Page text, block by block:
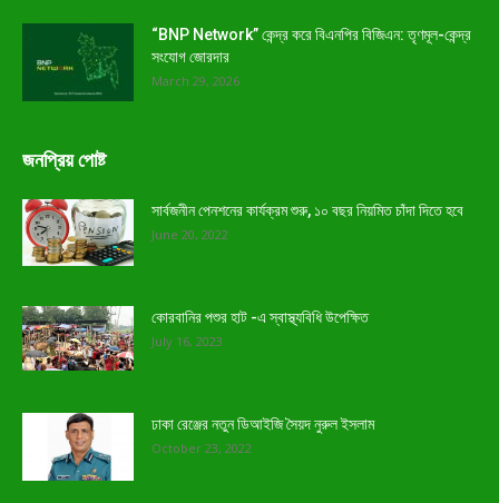
“BNP Network” কেন্দ্র করে বিএনপির বিজিএন: তৃণমূল-কেন্দ্র
সংযোগ জোরদার
March 29, 2026
জনপ্রিয় পোষ্ট
সার্বজনীন পেনশনের কার্যক্রম শুরু, ১০ বছর নিয়মিত চাঁদা দিতে হবে
June 20, 2022
কোরবানির পশুর হাট -এ স্বাস্থ্যবিধি উপেক্ষিত
July 16, 2023
ঢাকা রেঞ্জের নতুন ডিআইজি সৈয়দ নুরুল ইসলাম
October 23, 2022